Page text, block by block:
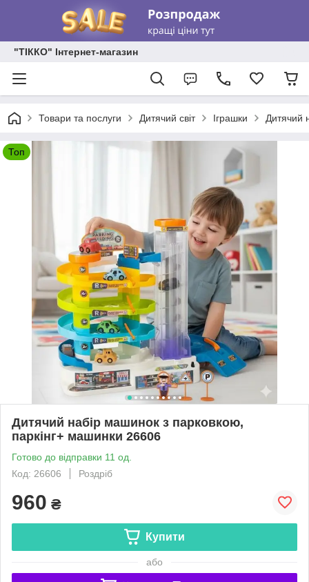
"ТІККО" Інтернет-магазин
Товари та послуги Дитячий світ Іграшки Дитячий
Топ
Дитячий набір машинок з парковкою,
паркінг+ машинки 26606
Готово до відправки 11 од.
Код: 26606
Роздріб
960 ₴
Купити
або